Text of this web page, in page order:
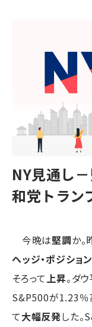
NY見通し
和党トラン
今晩は堅調か
ヘッジ・ポジション
そろって 上昇。ダ
S&P500が1.23％
て大幅反発した